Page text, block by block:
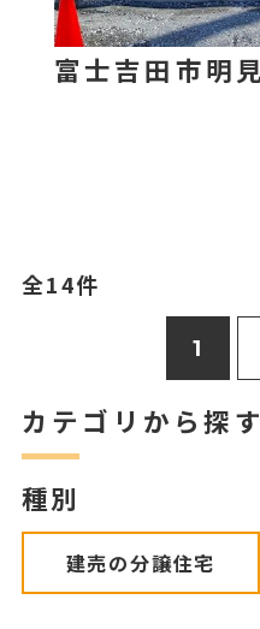
富士吉田市
全14件
1
カテゴリから探す
種別
建売の分譲住宅